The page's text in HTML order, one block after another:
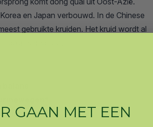
en Japan verbouwd. In de Chinese
gebruikte kruiden. Het kruid wordt al
balans gebruikt.
GAAN MET EEN